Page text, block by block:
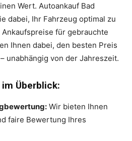
Wert. Autoankauf Bad
dabei, Ihr Fahrzeug optimal zu
für gebrauchte
Ihnen dabei, den besten Preis
unabhängig von der Jahreszeit.
Überblick:
Wir bieten Ihnen
faire Bewertung Ihres